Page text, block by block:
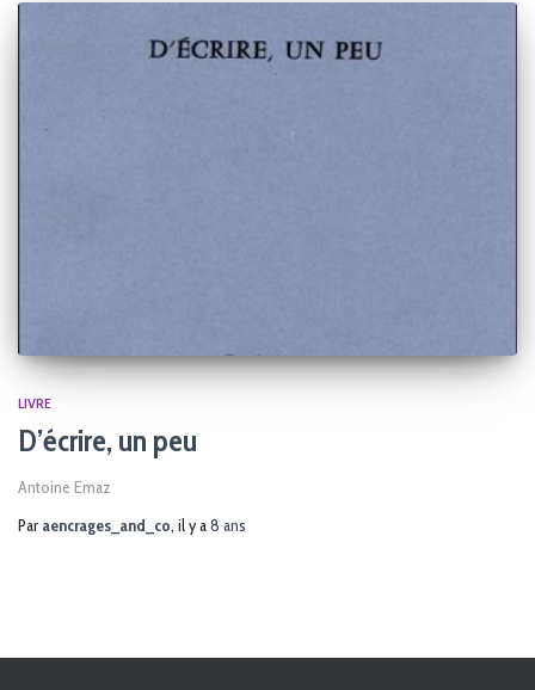
LIVRE
D’écrire, un peu
Antoine Emaz
Par aencrages_and_co, il y a8 ans